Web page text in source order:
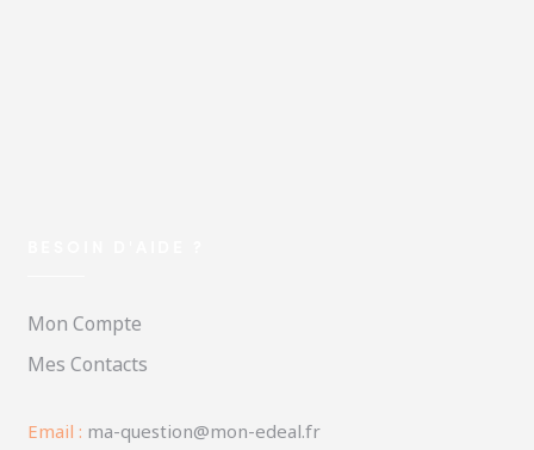
Mon Compte
Mes Contacts
Email : ma-question@mon-edeal.fr